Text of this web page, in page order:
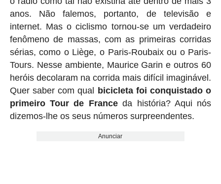
anos. Não falemos, portanto, de televisão e
internet. Mas o ciclismo tornou-se um verdadeiro
fenômeno de massas, com as primeiras corridas
sérias, como o Liège, o Paris-Roubaix ou o Paris-
Tours. Nesse ambiente, Maurice Garin e outros 60
heróis decolaram na corrida mais difícil imaginável.
Quer saber com qual
bicicleta foi conquistado o
primeiro Tour de Franceda história? Aqui nós
dizemos-lhe os seus números surpreendentes.
Anunciar